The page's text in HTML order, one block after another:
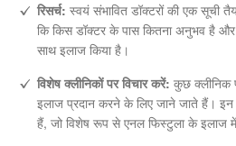
रिसर्च: स्वयं संभावित डॉक्टरों की एक
कि किस डॉक्टर के पास कितना अनुभव है
साथ इलाज किया है।
विशेष क्लीनिकों पर विचार करें: कुछ क्लीनिक
इलाज प्रदान करने के लिए जाने जाते हैं। इन
हैं, जो विशेष रूप से एनल फिस्टुला के इलाज में